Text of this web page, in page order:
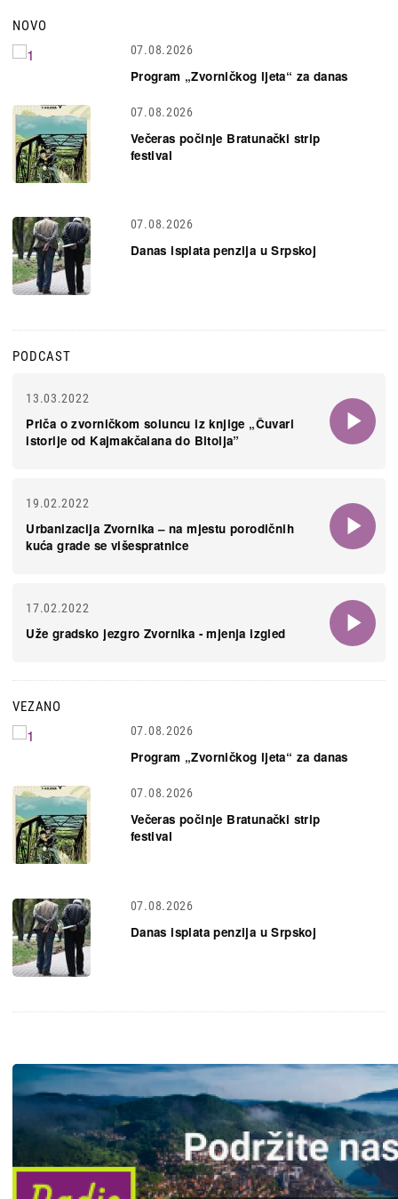
NOVO
07.08.2026
Program „Zvorničkog ljeta“ za danas
07.08.2026
Večeras počinje Bratunački strip
festival
07.08.2026
Danas isplata penzija u Srpskoj
PODCAST
13.03.2022
Priča o zvorničkom soluncu iz knjige „Čuvari
istorije od Kajmakčalana do Bitolja”
19.02.2022
Urbanizacija Zvornika – na mjestu porodičnih
kuća grade se višespratnice
17.02.2022
Uže gradsko jezgro Zvornika - mjenja izgled
VEZANO
07.08.2026
Program „Zvorničkog ljeta“ za danas
07.08.2026
Večeras počinje Bratunački strip
festival
07.08.2026
Danas isplata penzija u Srpskoj
Slika